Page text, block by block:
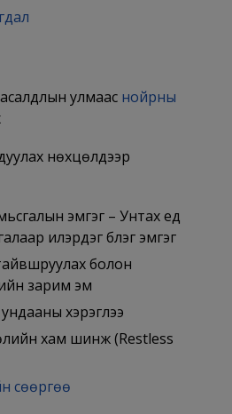
улмаас нойрны
нөхцөлүүдээр
эмгэг – Унтах үед
илэрдэг бүлэг эмгэг
болон
зарим эм
хэрэглээ
хам шинж (Restless
сөөргөө